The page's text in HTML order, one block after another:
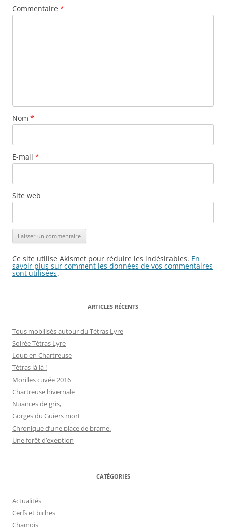
Commentaire *
Nom *
E-mail *
Site web
Ce site utilise Akismet pour réduire les indésirables. En
savoir plus sur comment les données de vos commentaires
sont utilisées.
ARTICLES RÉCENTS
Tous mobilisés autour du Tétras Lyre
Soirée Tétras Lyre
Loup en Chartreuse
Tétras là là !
Morilles cuvée 2016
Chartreuse hivernale
Nuances de gris,
Gorges du Guiers mort
Chronique d’une place de brame.
Une forêt d’exeption
CATÉGORIES
Actualités
Cerfs et biches
Chamois